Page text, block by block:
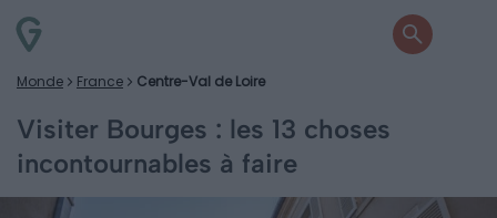
Monde France Centre-Val de Loire
Visiter Bourges : les 13 choses
incontournables à faire